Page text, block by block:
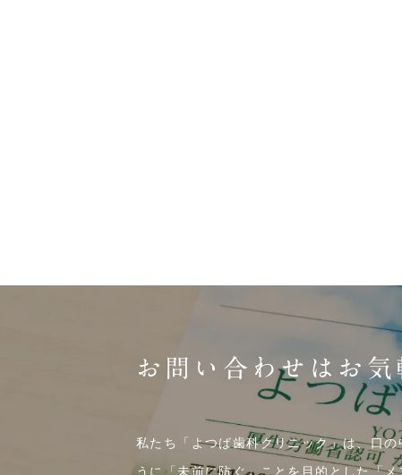
お問い合わせはお気
私たち「よつば歯科クリニック」は、口の
うに「未前に防ぐ」ことを目的とした「